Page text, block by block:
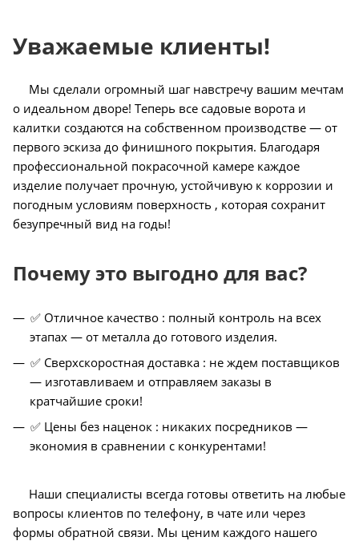
Уважаемые клиенты!
Мы сделали огромный шаг навстречу вашим мечтам
о идеальном дворе! Теперь все садовые ворота и
калитки создаются на собственном производстве — от
первого эскиза до финишного покрытия. Благодаря
профессиональной покрасочной камере каждое
изделие получает прочную, устойчивую к коррозии и
погодным условиям поверхность , которая сохранит
безупречный вид на годы!
Почему это выгодно для вас?
✅ Отличное качество : полный контроль на всех
этапах — от металла до готового изделия.
✅ Сверхскоростная доставка : не ждем поставщиков
— изготавливаем и отправляем заказы в
кратчайшие сроки!
✅ Цены без наценок : никаких посредников —
экономия в сравнении с конкурентами!
Наши специалисты всегда готовы ответить на любые
вопросы клиентов по телефону, в чате или через
формы обратной связи. Мы ценим каждого нашего